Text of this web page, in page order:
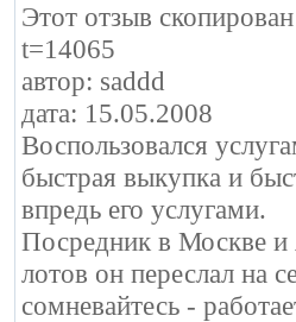
Этот отзыв
t=14065
автор: saddd
дата: 15.05.2008
Воспользовался
быстрая выкупка и
впредь его услугами.
Посредник в Москве и
лотов он переслал на
сомневайтесь -